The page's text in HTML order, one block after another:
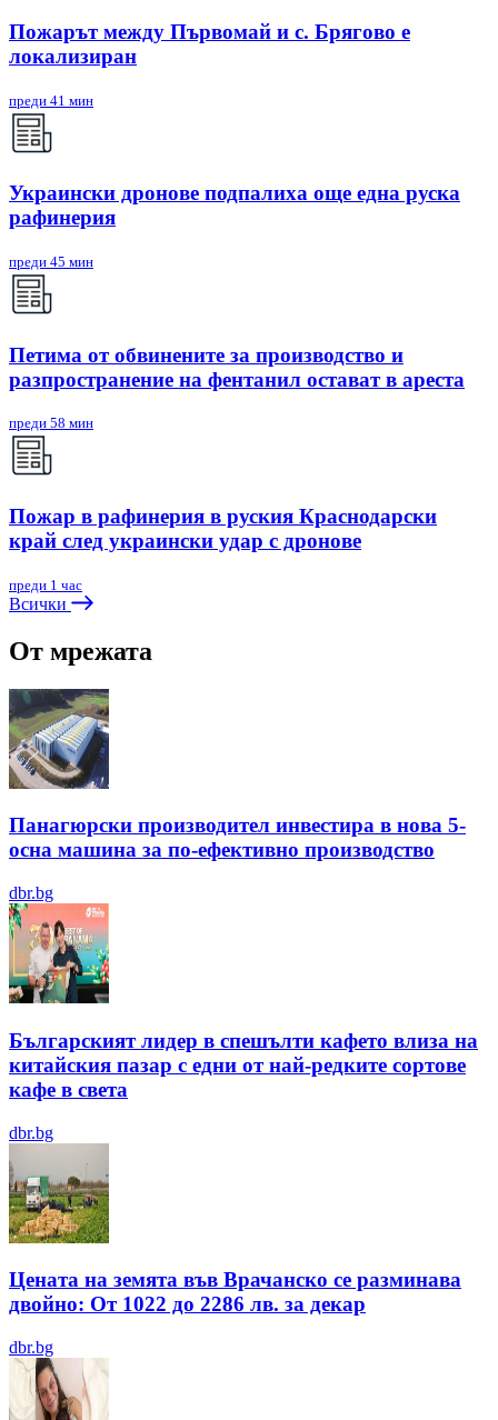
Пожарът между Първомай и с. Брягово е
локализиран
преди 41 мин
Украински дронове подпалиха още една руска
рафинерия
преди 45 мин
Петима от обвинените за производство и
разпространение на фентанил остават в ареста
преди 58 мин
Пожар в рафинерия в руския Краснодарски
край след украински удар с дронове
преди 1 час
Всички
От мрежата
Панагюрски производител инвестира в нова 5-
осна машина за по-ефективно производство
dbr.bg
Българският лидер в спешълти кафето влиза на
китайския пазар с едни от най-редките сортове
кафе в света
dbr.bg
Цената на земята във Врачанско се разминава
двойно: От 1022 до 2286 лв. за декар
dbr.bg